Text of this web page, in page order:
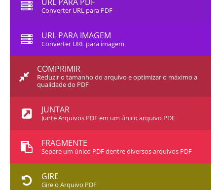
Converter URL para PDF
URL PARA IMAGEM
Converter URL para imagem
COMPRIMIR
Reduzir o tamanho do arquivo e optimizar o máximo a
qualidade do PDF
JUNTAR
Junte Arquivos PDF em um único arquivo PDF
FRAGMENTE
Separe um único PDF dentre diversos arquivos PDF
GIRE
Gire o Arquivo PDF